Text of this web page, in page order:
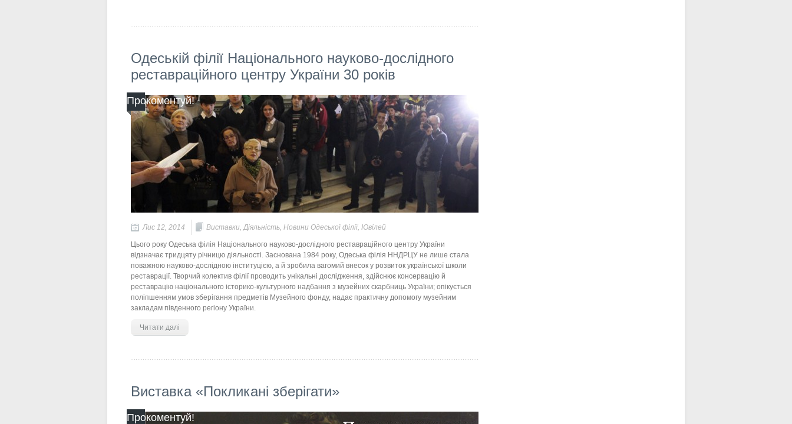
Одеській філії Національного науково-дослідного
реставраційного центру України 30 років
Прокоментуй!
Лис 12, 2014 Виставки,Діяльність, Новини Одеської філії, Ювілей
Цього року Одеська філія Національного науково-дослідного реставраційного центру України
відзначає тридцяту річницю діяльності. Заснована 1984 року, Одеська філія ННДРЦУ не лише стала
поважною науково-дослідною інституцією, а й зробила вагомий внесок у розвиток української школи
реставрації. Творчий колектив філії проводить унікальні дослідження, здійснює консервацію й
реставрацію національного історико-культурного надбання з музейних скарбниць України; опікується
поліпшенням умов зберігання предметів Музейного фонду, надає практичну допомогу музейним
закладам південного регіону України.
Читати далі
Виставка «Покликані зберігати»
Прокоментуй!